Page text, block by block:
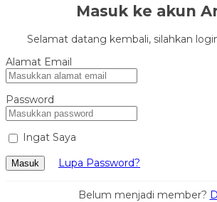
Masuk ke akun
Selamat datang kembali, silahkan
Alamat Email
Password
Ingat Saya
Masuk Lupa Password?
Belum menjadi member?